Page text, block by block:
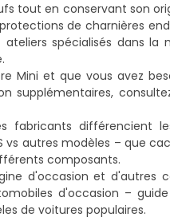
tout en conservant son
de charnières
spécialisés dans la
Mini et que vous avez
supplémentaires,
fabricants différencient
vs autres modèles – que
composants.
d'occasion et d'autres
d'occasion –
de voitures populaires.